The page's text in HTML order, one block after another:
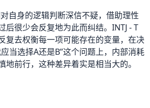
自身的逻辑判断深信不疑，借助理性
很少会反复地为此而纠结。INTJ - T
复去权衡每一项可能存在的变量，在决
当选择A还是B”这个问题上，内部消耗
前行，这种差异着实是相当大的。